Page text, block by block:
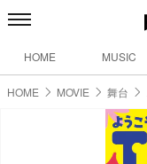
HOME MUSIC
HOME MOVIE 舞台